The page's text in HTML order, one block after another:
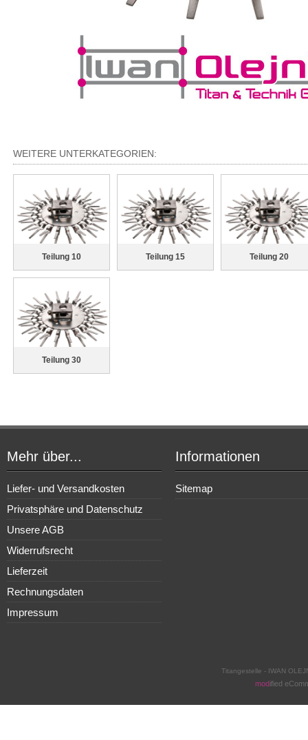
WEITERE UNTERKATEGORIEN:
Teilung 10 Teilung 15 Teilung 20
Teilung 30
Mehr über...
Liefer- und Versandkosten
Privatsphäre und Datenschutz
Unsere AGB
Widerrufsrecht
Lieferzeit
Rechnungsdaten
Impressum
Informationen
Sitemap
Titangestelle - IWAN
modified